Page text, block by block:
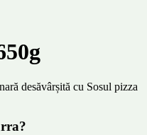
desăvârșită cu Sosul pizza